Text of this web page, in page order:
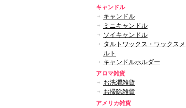
キャンドル
キャンドル
ミニキャンドル
ソイキャンドル
タルトワックス・ワックスメ
ルト
キャンドルホルダー
アロマ雑貨
お洗濯雑貨
お掃除雑貨
アメリカ雑貨